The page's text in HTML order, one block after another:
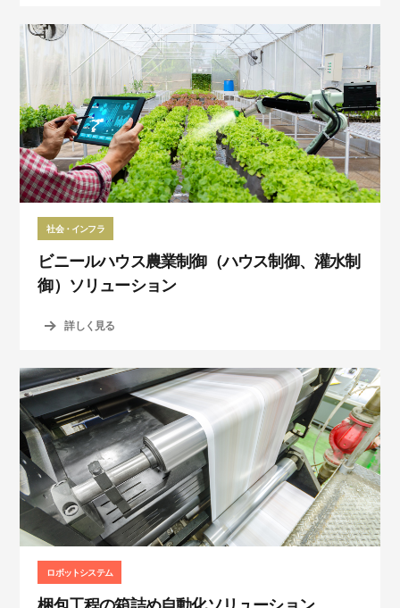
社会・インフラ
ビニールハウス農業制御（ハウス制御、灌水制
御）ソリューション
詳しく見る
ロボットシステム